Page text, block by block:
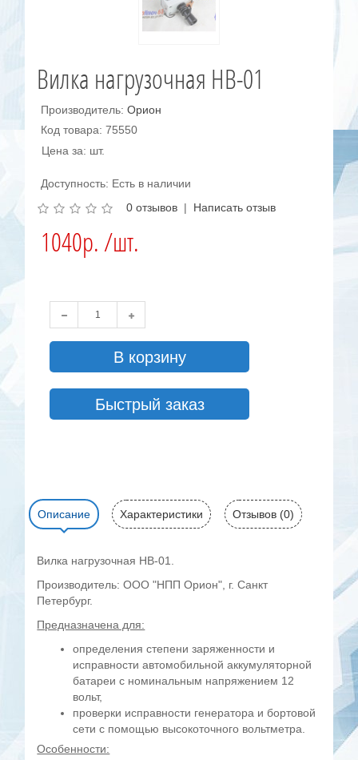
Вилка нагрузочная НВ-01
Производитель:Орион
Код товара: 75550
Цена за: шт.
Доступность: Есть в наличии
0 отзывов | Написать отзыв
1040р. /шт.
В корзину
Быстрый заказ
Описание Характеристики Отзывов (0)
Вилка нагрузочная НВ-01.
Производитель: ООО "НПП Орион", г. Санкт
Петербург.
Предназначена для:
определения степени заряженности и
исправности автомобильной аккумуляторной
батареи с номинальным напряжением 12
вольт,
проверки исправности генератора и бортовой
сети с помощью высокоточного вольтметра.
Особенности: